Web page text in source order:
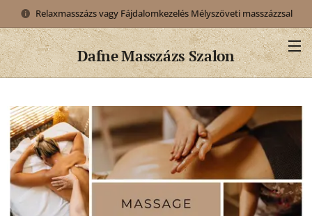
Relaxmasszázs vagy Fájdalomkezelés Mélyszöveti masszázzsal
DafneMasszázs Szalon